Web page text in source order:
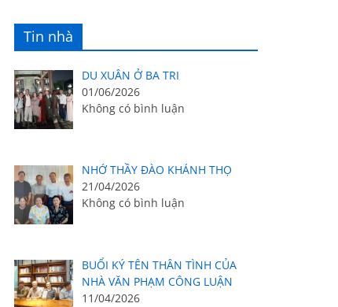
Tin nhà
DU XUÂN Ở BA TRI
01/06/2026
Không có bình luận
NHỚ THẦY ĐÀO KHÁNH THỌ
21/04/2026
Không có bình luận
BUỔI KÝ TÊN THÂN TÌNH CỦA
NHÀ VĂN PHẠM CÔNG LUẬN
11/04/2026